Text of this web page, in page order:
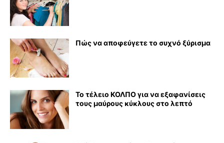
Πώς να αποφεύγετε το συχνό ξύρισμα
Το τέλειο ΚΟΛΠΟ για να εξαφανίσεις
τους μαύρους κύκλους στο λεπτό